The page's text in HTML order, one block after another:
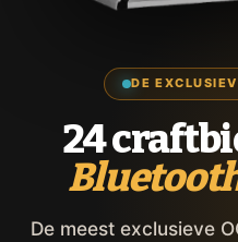
DE
24
De meest exclusieve